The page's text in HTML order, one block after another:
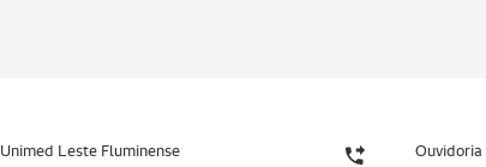
Unimed Leste Fluminense Ouvidoria